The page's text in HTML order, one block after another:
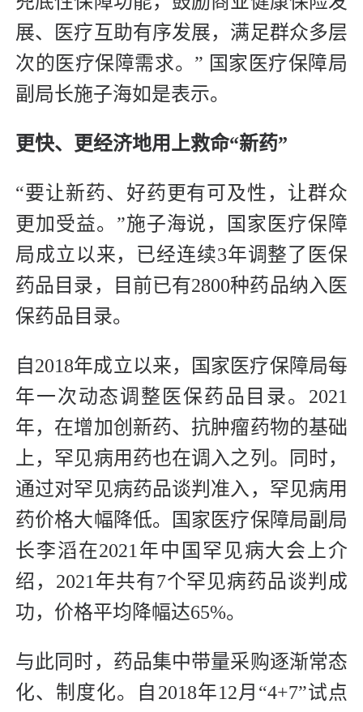
展、医疗互助有序发展，满足群众多层
次的医疗保障需求。” 国家医疗保障局
副局长施子海如是表示。
更快、更经济地用上救命“新药”
“要让新药、好药更有可及性，让群众
更加受益。”施子海说，国家医疗保障
局成立以来，已经连续3年调整了医保
药品目录，目前已有2800种药品纳入医
保药品目录。
自2018年成立以来，国家医疗保障局每
年一次动态调整医保药品目录。2021
年，在增加创新药、抗肿瘤药物的基础
上，罕见病用药也在调入之列。同时，
通过对罕见病药品谈判准入，罕见病用
药价格大幅降低。国家医疗保障局副局
长李滔在2021年中国罕见病大会上介
绍，2021年共有7个罕见病药品谈判成
功，价格平均降幅达65%。
与此同时，药品集中带量采购逐渐常态
化、制度化。自2018年12月“4+7”试点